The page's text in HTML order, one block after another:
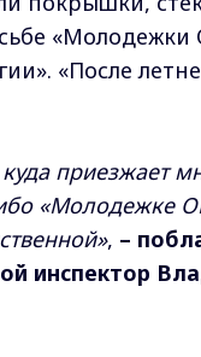
«После
приезжает
«Молодежке
, –
инспектор